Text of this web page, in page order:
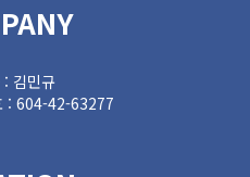
: 김민규
: 604-42-63277